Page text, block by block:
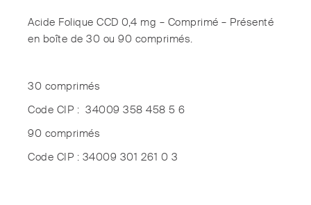
Acide Folique CCD 0,4 mg – Comprimé – Présenté
en boîte de 30 ou 90 comprimés.
30 comprimés
Code CIP : 34009 358 458 5 6
90 comprimés
Code CIP : 34009 301 261 0 3